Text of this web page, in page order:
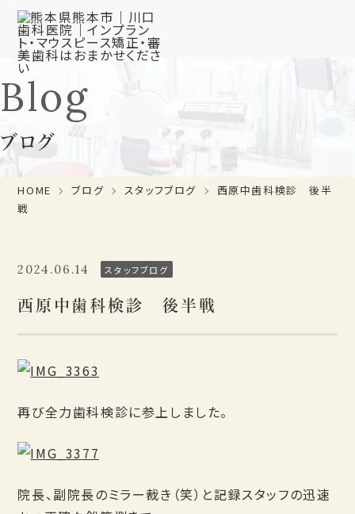
Blog
ブログ
HOME ブログ スタッフブログ
西原中歯科検診 後半
戦
2024.06.14 スタッフブログ
西原中歯科検診 後半戦
再び全力歯科検診に参上しました。
院長、副院長のミラー裁き（笑）と記録スタッフの迅速